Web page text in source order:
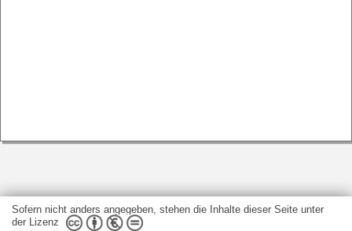
Sofern nicht anders angegeben, stehen die Inhalte dieser Seite unter
der Lizenz